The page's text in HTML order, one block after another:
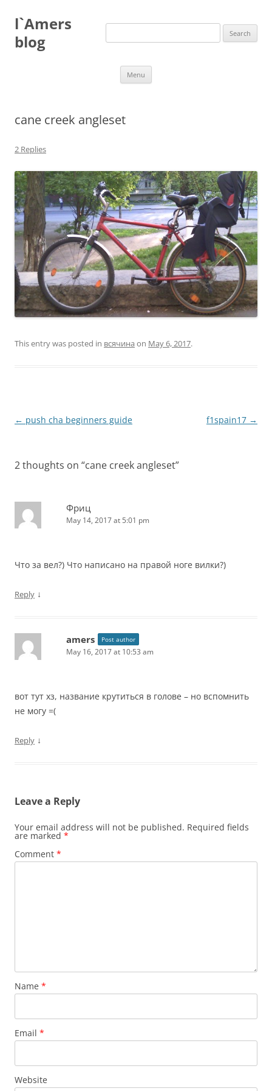
content
l`Amers
blog
Search
Menu
cane creek angleset
2 Replies
This entry was posted in всячина on May 6, 2017.
Post
← push cha beginners guide f1spain17 →
2 thoughts on “cane creek angleset”
Фриц
May 14, 2017 at 5:01 pm
Что за вел?) Что написано на правой ноге вилки?)
Reply ↓
amers Post author
May 16, 2017 at 10:53 am
вот тут хз, название крутиться в голове – но вспомнить
не могу =(
Reply ↓
Leave a Reply
Your email address will not be published. Required fields
are marked *
Comment *
Name *
Email *
Website